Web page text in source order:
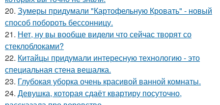
20. Зумеры придумали "Картофельную Кровать" - новый
способ побороть бессонницу.
21. Нет, ну вы вообще видели что сейчас творят со
стеклоблоками?
22. Китайцы придумали интересную технологию - это
специальная стена вешалка.
23. Глубокая уборка очень красивой ванной комнаты.
24. Девушка, которая сдаёт квартиру посуточно,